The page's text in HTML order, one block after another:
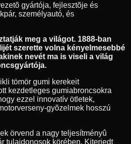
gyártója, fejlesztõje és
személyautó, és
meg a világot. 1888-ban
szerette volna kényelmesebbé
nevét ma is viseli a világ
tömör gumi kerekeit
kezdetleges gumiabroncsokra
ezzel innovatív ötletek,
gyõzelmek hosszú
örvend a nagy teljesítményû
tulajdonosok körében. Kiterjedt